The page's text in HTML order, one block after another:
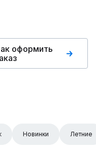
оформить
Новинки Летние